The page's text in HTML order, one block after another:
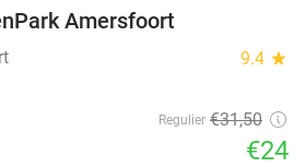
Amersfoort
9.4 star
Regulier €31,50
€24